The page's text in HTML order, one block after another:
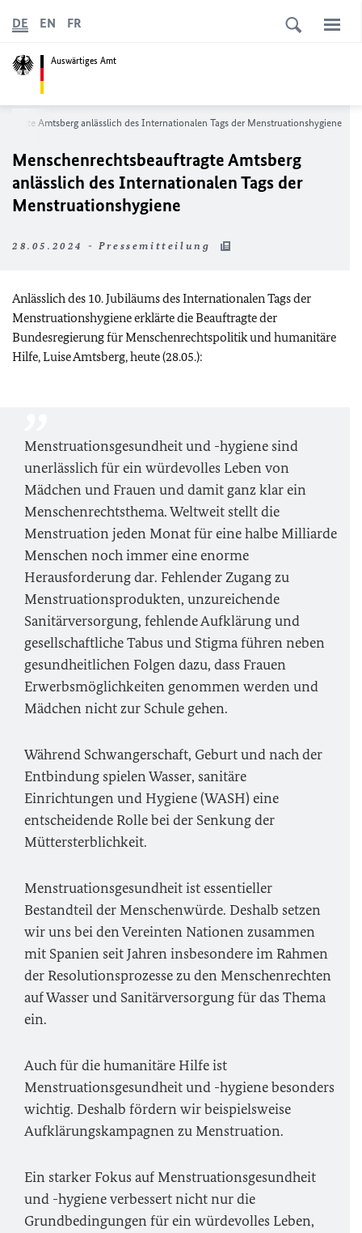
Auswärtiges Amt
DE EN FR
Amtsberg anlässlich des Internationalen Tags der Menstruationshygiene
Menschenrechtsbeauftragte Amtsberg
anlässlich des Internationalen Tags der
Menstruationshygiene
28.05.2024 - Pressemitteilung
Anlässlich des 10. Jubiläums des Internationalen Tags der
Menstruationshygiene erklärte die Beauftragte der
Bundesregierung für Menschenrechtspolitik und humanitäre
Hilfe, Luise Amtsberg, heute (28.05.):
Menstruationsgesundheit und -hygiene sind
unerlässlich für ein würdevolles Leben von
Mädchen und Frauen und damit ganz klar ein
Menschenrechtsthema. Weltweit stellt die
Menstruation jeden Monat für eine halbe Milliarde
Menschen noch immer eine enorme
Herausforderung dar. Fehlender Zugang zu
Menstruationsprodukten, unzureichende
Sanitärversorgung, fehlende Aufklärung und
gesellschaftliche Tabus und Stigma führen neben
gesundheitlichen Folgen dazu, dass Frauen
Erwerbsmöglichkeiten genommen werden und
Mädchen nicht zur Schule gehen.
Während Schwangerschaft, Geburt und nach der
Entbindung spielen Wasser, sanitäre
Einrichtungen und Hygiene (WASH) eine
entscheidende Rolle bei der Senkung der
Müttersterblichkeit.
Menstruationsgesundheit ist essentieller
Bestandteil der Menschenwürde. Deshalb setzen
wir uns bei den Vereinten Nationen zusammen
mit Spanien seit Jahren insbesondere im Rahmen
der Resolutionsprozesse zu den Menschenrechten
auf Wasser und Sanitärversorgung für das Thema
ein.
Auch für die humanitäre Hilfe ist
Menstruationsgesundheit und -hygiene besonders
wichtig. Deshalb fördern wir beispielsweise
Aufklärungskampagnen zu Menstruation.
Ein starker Fokus auf Menstruationsgesundheit
und -hygiene verbessert nicht nur die
Grundbedingungen für ein würdevolles Leben,